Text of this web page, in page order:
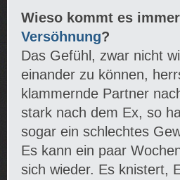
Wieso kommt es
Versöhnung?
Das Gefühl, zwar nicht
einander zu können,
klammernde Partner
stark nach dem Ex, so
sogar ein schlechtes
Es kann ein paar
sich wieder. Es knistert,